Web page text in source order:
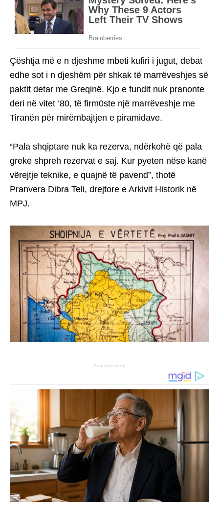
Çështja më e n djeshme mbeti kufiri i jugut, debat
edhe sot i n djeshëm për shkak të marrëveshjes së
paktit detar me Greqinë. Kjo e fundit nuk pranonte
deri në vitet ’80, të firm0ste një marrëveshje me
Tiranën për mirëmbajtjen e piramidave.
“Pala shqiptare nuk ka rezerva, ndërkohë që pala
greke shpreh rezervat e saj. Kur pyeten nëse kanë
vërejtje teknike, e quajnë të pavend”, thotë
Pranvera Dibra Teli, drejtore e Arkivit Historik në
MPJ.
Advertisement